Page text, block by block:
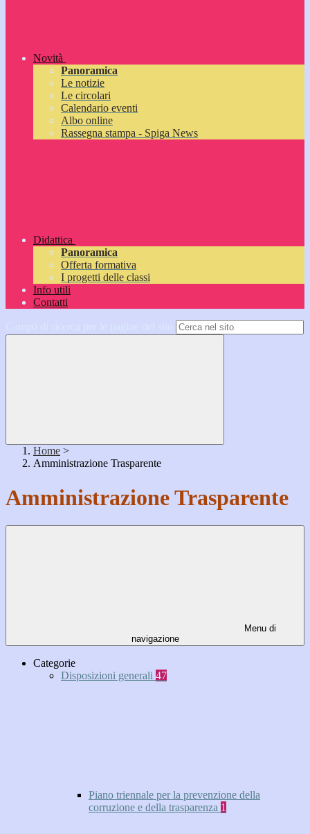
Novità
Panoramica
Le notizie
Le circolari
Calendario eventi
Albo online
Rassegna stampa - Spiga News
Didattica
Panoramica
Offerta formativa
I progetti delle classi
Info utili
Contatti
Home >
Amministrazione Trasparente
Amministrazione Trasparente
Menu di
navigazione
Categorie
Disposizioni generali 47
Piano triennale per la prevenzione della
corruzione e della trasparenza 1